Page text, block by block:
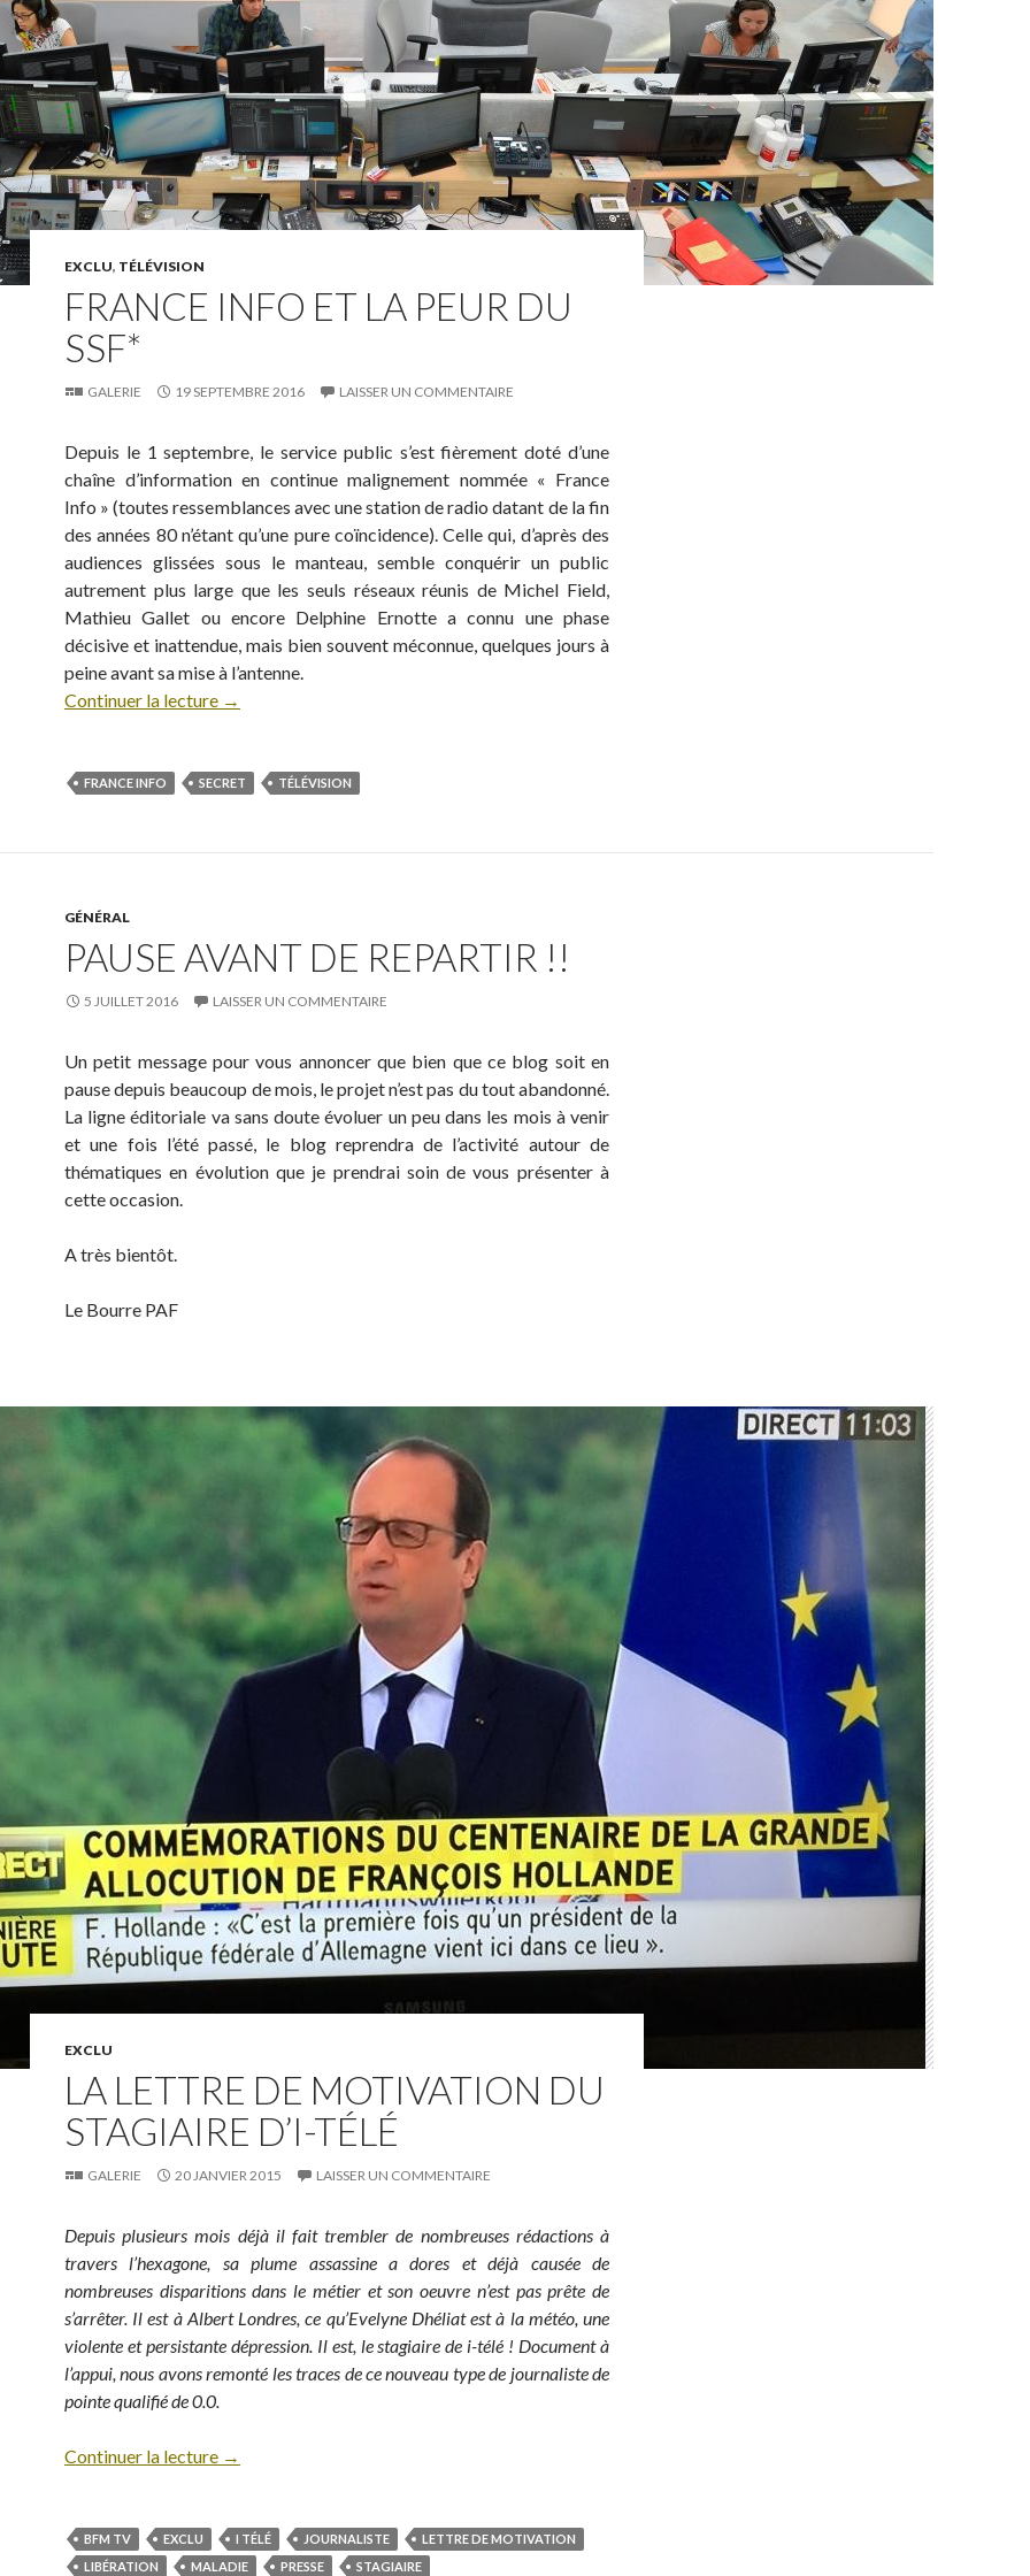
EXCLU, TÉLÉVISION
FRANCE INFO ET LA PEUR DU
SSF*
GALERIE 19 SEPTEMBRE 2016 LAISSER UN COMMENTAIRE
Depuis le 1 septembre, le service public s’est fièrement doté d’une
chaîne d’information en continue malignement nommée « France
Info » (toutes ressemblances avec une station de radio datant de la fin
des années 80 n’étant qu’une pure coïncidence). Celle qui, d’après des
audiences glissées sous le manteau, semble conquérir un public
autrement plus large que les seuls réseaux réunis de Michel Field,
Mathieu Gallet ou encore Delphine Ernotte a connu une phase
décisive et inattendue, mais bien souvent méconnue, quelques jours à
peine avant sa mise à l’antenne.
Continuer la lecture →
FRANCE INFO SECRET TÉLÉVISION
GÉNÉRAL
PAUSE AVANT DE REPARTIR !!
5 JUILLET 2016 LAISSER UN COMMENTAIRE
Un petit message pour vous annoncer que bien que ce blog soit en
pause depuis beaucoup de mois, le projet n’est pas du tout abandonné.
La ligne éditoriale va sans doute évoluer un peu dans les mois à venir
et une fois l’été passé, le blog reprendra de l’activité autour de
thématiques en évolution que je prendrai soin de vous présenter à
cette occasion.
A très bientôt.
Le Bourre PAF
EXCLU
LA LETTRE DE MOTIVATION DU
STAGIAIRE D’I-TÉLÉ
GALERIE 20 JANVIER 2015 LAISSER UN COMMENTAIRE
Depuis plusieurs mois déjà il fait trembler de nombreuses rédactions à
travers l’hexagone, sa plume assassine a dores et déjà causée de
nombreuses disparitions dans le métier et son oeuvre n’est pas prête de
s’arrêter. Il est à Albert Londres, ce qu’Evelyne Dhéliat est à la météo, une
violente et persistante dépression. Il est, le stagiaire de i-télé ! Document à
l’appui, nous avons remonté les traces de ce nouveau type de journaliste de
pointe qualifié de 0.0.
Continuer la lecture →
BFM TV EXCLU I TÉLÉ JOURNALISTE
LETTRE DE MOTIVATION
LIBÉRATION
MALADIE PRESSE STAGIAIRE